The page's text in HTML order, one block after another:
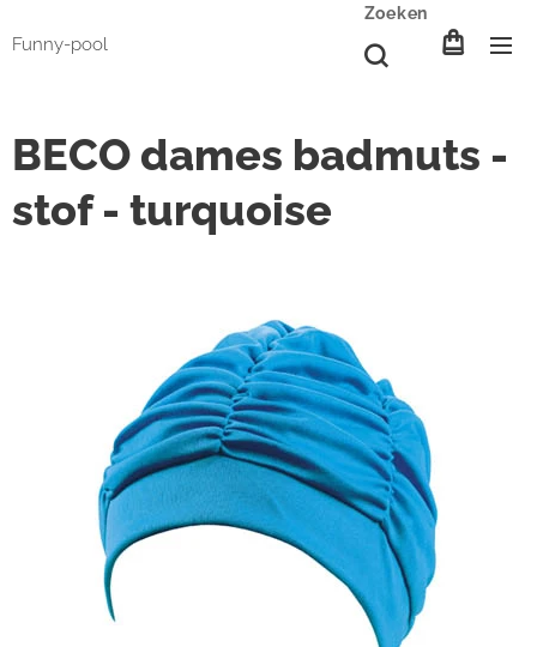
Funny-pool
Zoeken
BECO dames badmuts -
stof - turquoise